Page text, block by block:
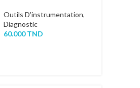
Outils D'instrumentation,
Diagnostic
60.000TND